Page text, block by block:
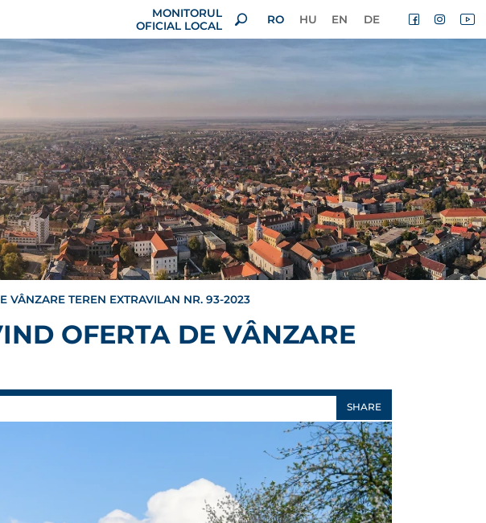
MONITORUL
OFICIAL LOCAL
RO HU EN DE
VÂNZARE TEREN EXTRAVILAN NR. 93-2023
OFERTA DE VÂNZARE
SHARE